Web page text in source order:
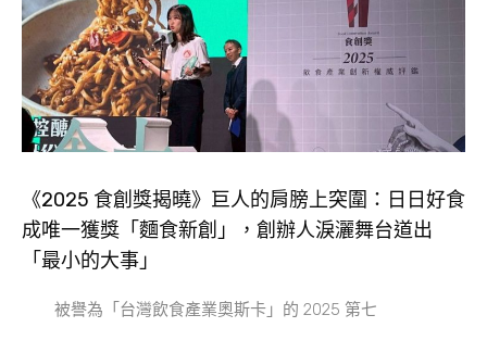
《2025 食創獎揭曉》巨人的肩膀上突圍：日日好食
成唯一獲獎「麵食新創」，創辦人淚灑舞台道出
「最小的大事」
被譽為「台灣飲食產業奧斯卡」的 2025 第七